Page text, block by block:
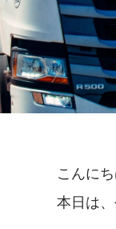
こんに
本日は